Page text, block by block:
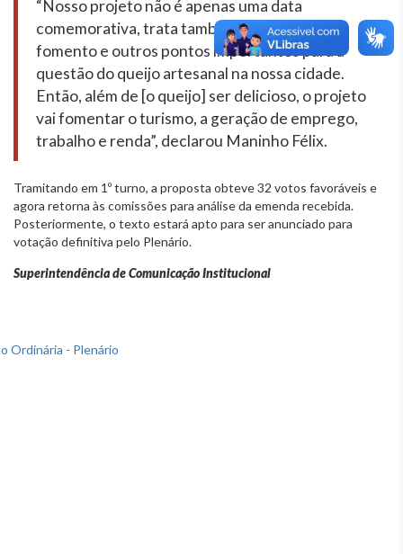
“Nosso projeto não é apenas uma data
comemorativa, trata também de diretrizes,
fomento e outros pontos importantes para a
questão do queijo artesanal na nossa cidade.
Então, além de [o queijo] ser delicioso, o projeto
vai fomentar o turismo, a geração de emprego,
trabalho e renda”, declarou Maninho Félix.
Tramitando em 1º turno, a proposta obteve 32 votos favoráveis e
agora retorna às comissões para análise da emenda recebida.
Posteriormente, o texto estará apto para ser anunciado para
votação definitiva pelo Plenário.
Superintendência de Comunicação Institucional